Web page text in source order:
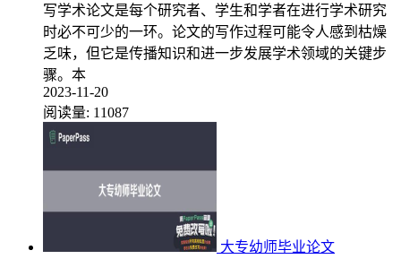
写学术论文是每个研究者、学生和学者在进行学术研究
时必不可少的一环。论文的写作过程可能令人感到枯燥
乏味，但它是传播知识和进一步发展学术领域的关键步
骤。本
2023-11-20
阅读量: 11087
大专幼师毕业论文